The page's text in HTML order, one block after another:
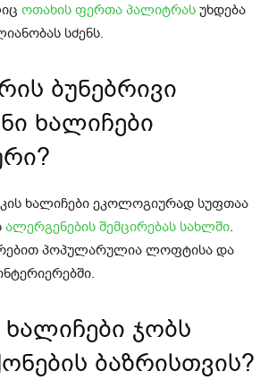
ოთახის ფერთა პალიტრას უხდება
სძენს.
ბუნებრივი
ხალიჩები
ხალიჩები ეკოლოგიურად სუფთაა
ალერგენების შემცირებას სახლში.
პოპულარულია ლოფტისა და
ჯობს
ბაზრისთვის?